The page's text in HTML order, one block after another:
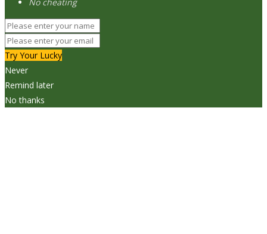
Try Your Lucky
Never
Remind later
No thanks